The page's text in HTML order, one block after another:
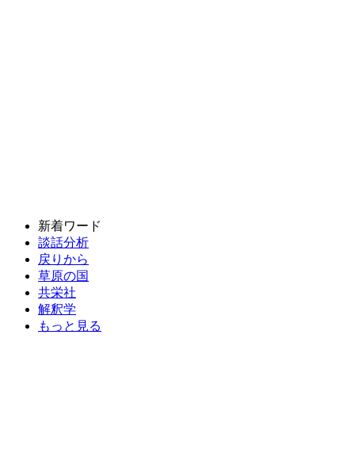
新着ワード
談話分析
戻りから
草原の国
共栄社
解釈学
もっと見る